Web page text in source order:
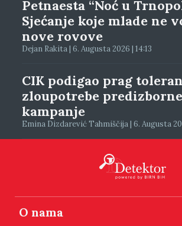
Petnaesta “Noć u
Sjećanje koje mlade ne
nove rovove
Dejan Rakita | 6. Augusta 2026 | 14:13
CIK podigao prag
zloupotrebe predizborne
kampanje
Emina Dizdarević Tahmiščija | 6. Augusta
O nama